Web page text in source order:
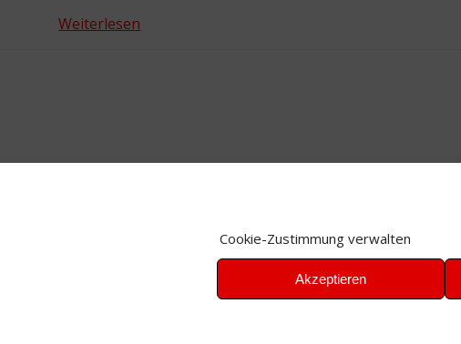
Cookie-Zustimmung verwalten
Akzeptieren
Weiterlesen